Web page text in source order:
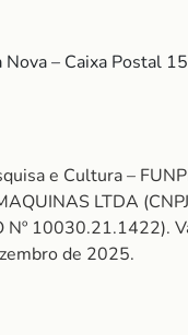
– Caixa Postal
e Cultura –
LTDA
10030.21.1422).
de 2025.